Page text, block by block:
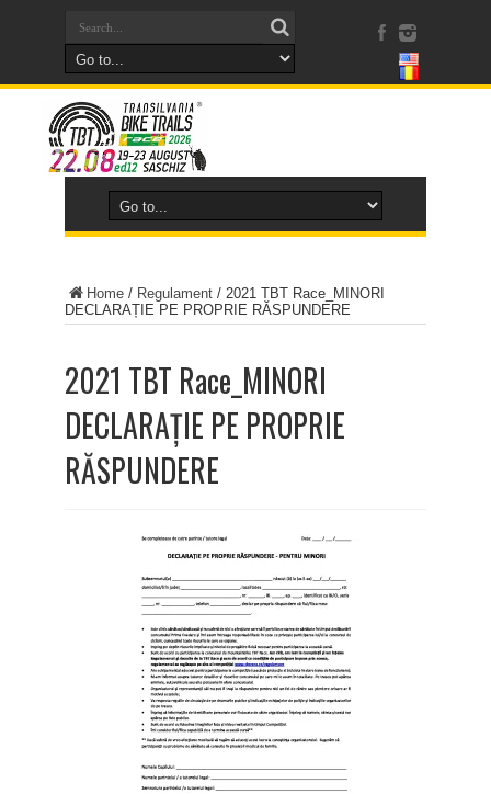
Home / Regulament / 2021 TBT Race_MINORI
DECLARAȚIE PE PROPRIE RĂSPUNDERE
2021 TBT Race_MINORI
DECLARAȚIE PE PROPRIE
RĂSPUNDERE